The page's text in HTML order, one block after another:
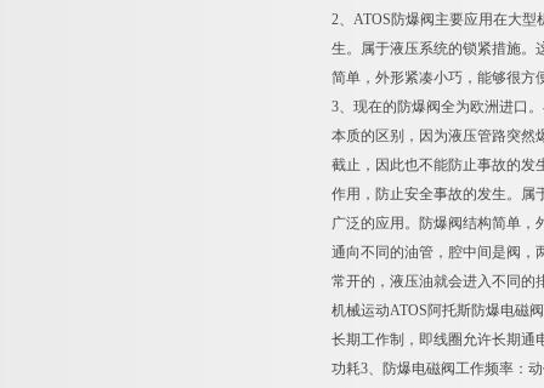
2、ATOS防爆阀主要应用在大
生。属于液压系统的锁紧措施。
简单，外形紧凑小巧，能够很方
3、现在的防爆阀全为欧洲进口
本质的区别，因为液压管路突然
截止，因此也不能防止事故的发
作用，防止安全事故的发生。属
广泛的应用。防爆阀结构简单，
通向不同的油管，腔中间是阀，
常开的，液压油就会进入不同的
机械运动ATOS阿托斯防爆电磁
长期工作制，即线圈允许长期通
功耗3、防爆电磁阀工作频率：